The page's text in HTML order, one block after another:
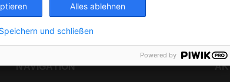
NAVIGATION
Alles ablehnen
Speichern und schließen
Powered by